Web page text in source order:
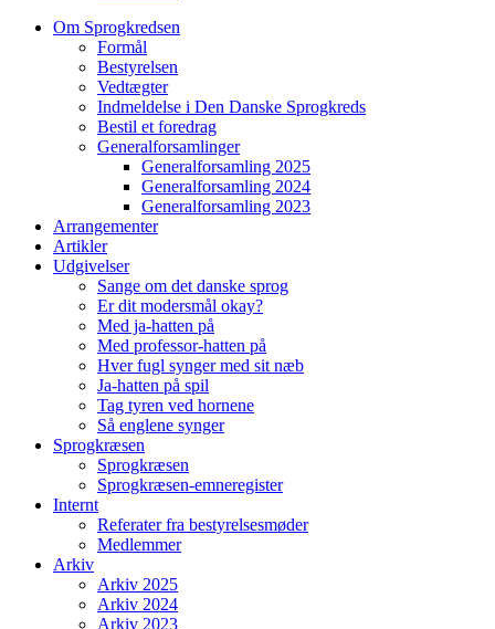
Om Sprogkredsen
Formål
Bestyrelsen
Vedtægter
Indmeldelse i Den Danske Sprogkreds
Bestil et foredrag
Generalforsamlinger
Generalforsamling 2025
Generalforsamling 2024
Generalforsamling 2023
Arrangementer
Artikler
Udgivelser
Sange om det danske sprog
Er dit modersmål okay?
Med ja-hatten på
Med professor-hatten på
Hver fugl synger med sit næb
Ja-hatten på spil
Tag tyren ved hornene
Så englene synger
Sprogkræsen
Sprogkræsen
Sprogkræsen-emneregister
Internt
Referater fra bestyrelsesmøder
Medlemmer
Arkiv
Arkiv 2025
Arkiv 2024
Arkiv 2023